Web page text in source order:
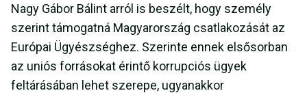
Nagy Gábor Bálint arról is beszélt, hogy személy
szerint támogatná Magyarország csatlakozását az
Európai Ügyészséghez. Szerinte ennek elsősorban
az uniós forrásokat érintő korrupciós ügyek
feltárásában lehet szerepe, ugyanakkor